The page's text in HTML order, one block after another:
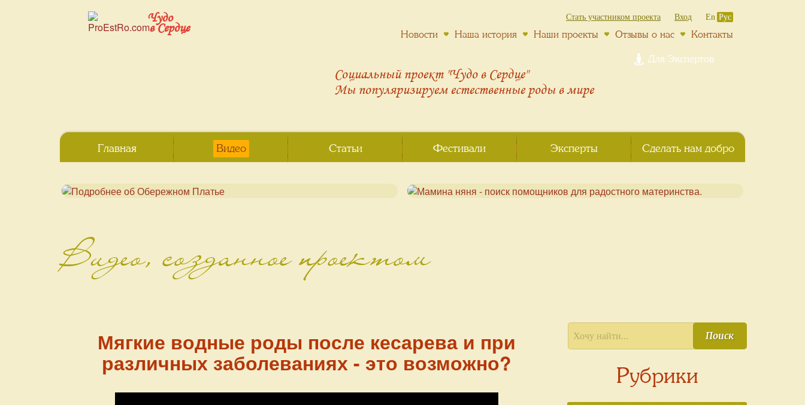
Чудо
в Сердце
Социальный проект "Чудо в Сердце"
Мы популяризируем естественные роды в мире
Видео, созданное проектом
Мягкие водные роды после кесарева и при
различных заболеваниях - это возможно?
Поиск
Рубрики
Стать участником проекта Вход En Рус
Новости Наша история Наши проекты Отзывы о нас Контакты
Главная Видео Статьи Фестивали Эксперты Сделать нам добро
Для Экспертов